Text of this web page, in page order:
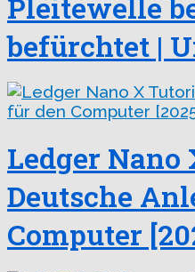
befürchtet |
Ledger Nano
Deutsche
Computer